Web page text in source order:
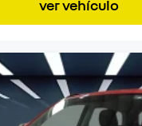
ver vehículo